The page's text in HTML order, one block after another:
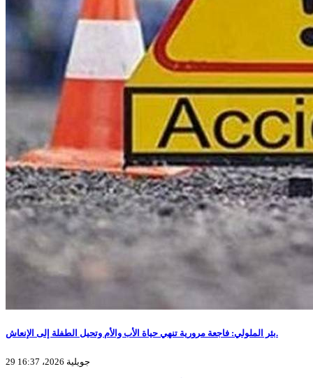
بئر الملولي: فاجعة مرورية تنهي حياة الأب والأم وتحيل الطفلة إلى الإنعاش.
29 جويلية 2026، 16:37